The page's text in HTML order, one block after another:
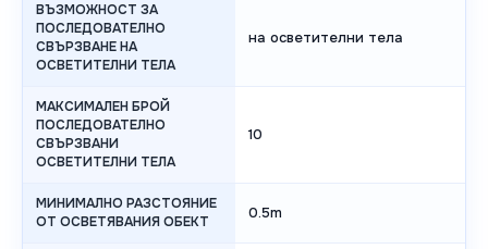
ВЪЗМОЖНОСТ ЗА
ПОСЛЕДОВАТЕЛНО
СВЪРЗВАНЕ НА
ОСВЕТИТЕЛНИ ТЕЛА
на осветителни тела
МАКСИМАЛЕН БРОЙ
ПОСЛЕДОВАТЕЛНО
СВЪРЗВАНИ
ОСВЕТИТЕЛНИ ТЕЛА
10
МИНИМАЛНО РАЗСТОЯНИЕ
ОТ ОСВЕТЯВАНИЯ ОБЕКТ
0.5m